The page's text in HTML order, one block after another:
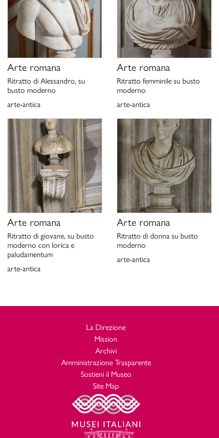
P. Moreno, S. Staccioli, Museo e Galleria Borghese. La collezione
archeologica, Roma 1980, p. 12, fig. 15.
P. Moreno,Le collezioni della Galleria Borghese, Roma 1981, p.
102, fig. 79.
L. de Lachenal,La collezione di sculture antiche della famiglia
Borghese e il palazzo in Campo Marzio,1982, in “Xenia”,
90.
R. M. Schenider,
Bunte Barbaren: Orientalenstatuen aus
Worms1986, p. 218, n. BK23.
R. M. Schneider,Kolossalkopf
, in “Forschungen zur Villa
Albani: Katalog der antiken Bildwerke. 5, In den Gärten oder
auf Gebäuden aufgestellte Skulpturen sowie die Masken”,
Mann 1998, pp. 542-543, n. 1000.
P. Moreno, Ch. Stefani,Galleria Borghese, Milano 2000, p. 73,
n. 13.
P. Moreno, A. Viacava,I marmi antichi della Galleria Borghese.
La collezione archeologica di Camillo e Francesco Borghese
Roma 2003, pp. 155-156, n. 122.
S. F. Schröder,
Katalog der antiken Skulpturen des Museo del
Prado in Madrid,2, Mainz am Rhein 2004, pp. 451-454.
Scheda di catalogo 12/0147851, P. Moreno 1976;
aggiornamento G. Ciccarello 2020.
Arte romana
Ritratto di Alessandro, su
busto moderno
arte-antica
Arte romana
Ritratto femminile su busto
moderno
arte-antica
Arte romana
Ritratto di giovane, su busto
moderno con lorica e
paludamentum
arte-antica
Arte romana
Ritratto di donna su busto
moderno
arte-antica
La Direzione
Mission
Archivi
Amministrazione Trasparente
Sostieni il Museo
Site Map